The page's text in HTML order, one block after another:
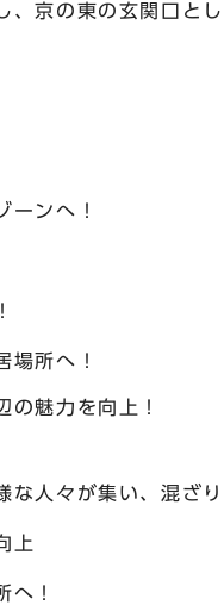
京の東の玄関口とし
ンへ！
所へ！
魅力を向上！
人々が集い、混ざり
上
！